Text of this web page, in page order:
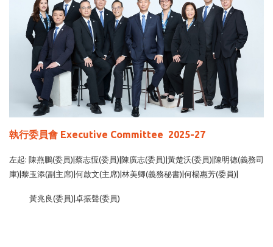
執行委員會 Executive Committee 2025-27
左起: 陳燕鵬(委員)|蔡志恆(委員)|陳廣志(委員)|黃楚沃(委員)|陳明德(義務司
庫)|黎玉添(副主席)|何啟文(主席)|林美卿(義務秘書)|何楊惠芳(委員)|
黃兆良(委員)|卓振聲(委員)